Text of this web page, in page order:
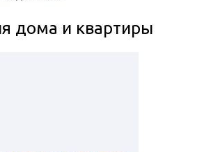
дома и квартиры